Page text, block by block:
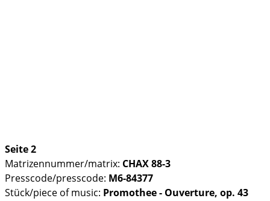
Seite 2
Matrizennummer/matrix: CHAX 88-3
Presscode/presscode: M6-84377
Stück/piece of music: Promothee - Ouverture, op. 43